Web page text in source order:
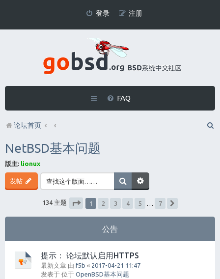
登录 注册
FAQ
论坛首页
NetBSD基本问题
版主: lionux
发帖
134 主题
1 2 3 4 5
7
公告
提示： 论坛默认启用HTTPS
最新文章 由 f5b « 2017-04-21 11:47
发表于 位于 OpenBSD基本问题